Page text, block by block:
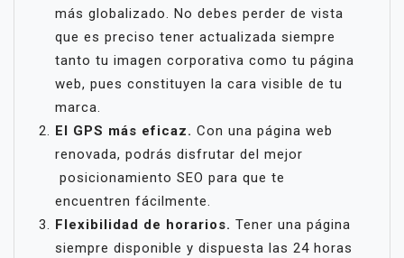
más globalizado. No debes perder de vista
que es preciso tener actualizada siempre
tanto tu imagen corporativa como tu página
web, pues constituyen la cara visible de tu
marca.
El GPS más eficaz. Con una página web
renovada, podrás disfrutar del mejor
posicionamiento SEO para que te
encuentren fácilmente.
Flexibilidad de horarios. Tener una página
siempre disponible y dispuesta las 24 horas